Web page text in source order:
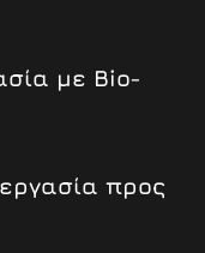
με Bio-
προς